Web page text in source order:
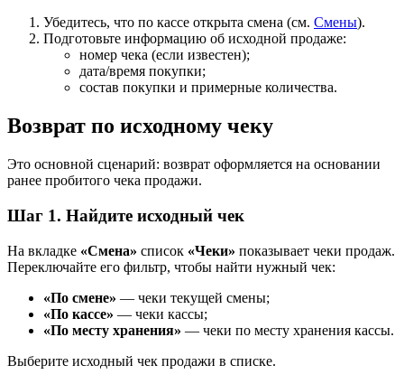
Убедитесь, что по кассе открыта смена (см. Смены).
Подготовьте информацию об исходной продаже:
номер чека (если известен);
дата/время покупки;
состав покупки и примерные количества.
Возврат по исходному чеку
Это основной сценарий: возврат оформляется на основании
ранее пробитого чека продажи.
Шаг 1. Найдите исходный чек
На вкладке «Смена» список «Чеки» показывает чеки продаж.
Переключайте его фильтр, чтобы найти нужный чек:
«По смене» — чеки текущей смены;
«По кассе» — чеки кассы;
«По месту хранения» — чеки по месту хранения кассы.
Выберите исходный чек продажи в списке.